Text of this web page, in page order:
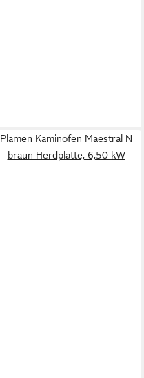
Plamen Kaminofen Maestral N
braun Herdplatte, 6,50 kW